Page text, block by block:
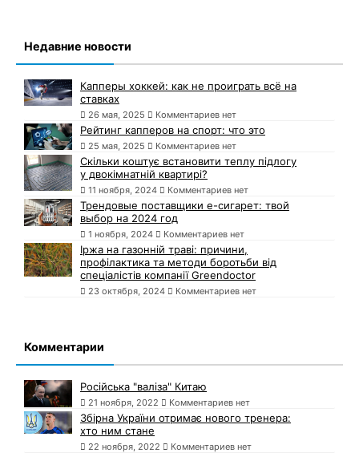
Недавние новости
Капперы хоккей: как не проиграть всё на
ставках
26 мая, 2025 Комментариев нет
Рейтинг капперов на спорт: что это
25 мая, 2025 Комментариев нет
Скільки коштує встановити теплу підлогу
у двокімнатній квартирі?
11 ноября, 2024 Комментариев нет
Трендовые поставщики e-сигарет: твой
выбор на 2024 год
1 ноября, 2024 Комментариев нет
Іржа на газонній траві: причини,
профілактика та методи боротьби від
спеціалістів компанії Greendoctor
23 октября, 2024 Комментариев нет
Комментарии
Російська "валіза" Китаю
21 ноября, 2022 Комментариев нет
Збірна України отримає нового тренера:
хто ним стане
22 ноября, 2022 Комментариев нет